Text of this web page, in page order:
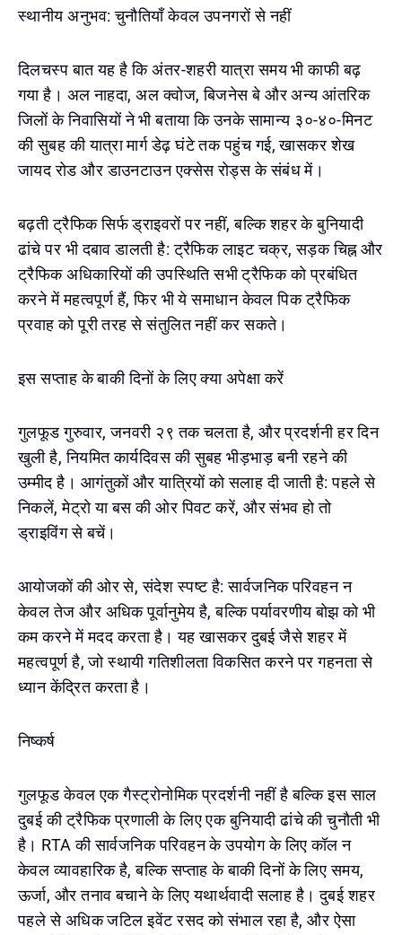
स्थानीय अनुभव: चुनौतियाँ केवल उपनगरों से नहीं
दिलचस्प बात यह है कि अंतर-शहरी यात्रा समय भी काफी बढ़
गया है। अल नाहदा, अल क्वोज, बिजनेस बे और अन्य आंतरिक
जिलों के निवासियों ने भी बताया कि उनके सामान्य ३०-४०-मिनट
की सुबह की यात्रा मार्ग डेढ़ घंटे तक पहुंच गई, खासकर शेख
जायद रोड और डाउनटाउन एक्सेस रोड्स के संबंध में।
बढ़ती ट्रैफिक सिर्फ ड्राइवरों पर नहीं, बल्कि शहर के बुनियादी
ढांचे पर भी दबाव डालती है: ट्रैफिक लाइट चक्र, सड़क चिह्न और
ट्रैफिक अधिकारियों की उपस्थिति सभी ट्रैफिक को प्रबंधित
करने में महत्वपूर्ण हैं, फिर भी ये समाधान केवल पिक ट्रैफिक
प्रवाह को पूरी तरह से संतुलित नहीं कर सकते।
इस सप्ताह के बाकी दिनों के लिए क्या अपेक्षा करें
गुलफूड गुरुवार, जनवरी २९ तक चलता है, और प्रदर्शनी हर दिन
खुली है, नियमित कार्यदिवस की सुबह भीड़भाड़ बनी रहने की
उम्मीद है। आगंतुकों और यात्रियों को सलाह दी जाती है: पहले से
निकलें, मेट्रो या बस की ओर पिवट करें, और संभव हो तो
ड्राइविंग से बचें।
आयोजकों की ओर से, संदेश स्पष्ट है: सार्वजनिक परिवहन न
केवल तेज और अधिक पूर्वानुमेय है, बल्कि पर्यावरणीय बोझ को भी
कम करने में मदद करता है। यह खासकर दुबई जैसे शहर में
महत्वपूर्ण है, जो स्थायी गतिशीलता विकसित करने पर गहनता से
ध्यान केंद्रित करता है।
निष्कर्ष
गुलफूड केवल एक गैस्ट्रोनोमिक प्रदर्शनी नहीं है बल्कि इस साल
दुबई की ट्रैफिक प्रणाली के लिए एक बुनियादी ढांचे की चुनौती भी
है। RTA की सार्वजनिक परिवहन के उपयोग के लिए कॉल न
केवल व्यावहारिक है, बल्कि सप्ताह के बाकी दिनों के लिए समय,
ऊर्जा, और तनाव बचाने के लिए यथार्थवादी सलाह है। दुबई शहर
पहले से अधिक जटिल इवेंट रसद को संभाल रहा है, और ऐसा